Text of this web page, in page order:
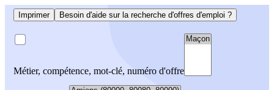
Imprimer Besoin d'aide sur la recherche d'offres d'emploi ?
Métier, compétence, mot-clé, numéro d'offre